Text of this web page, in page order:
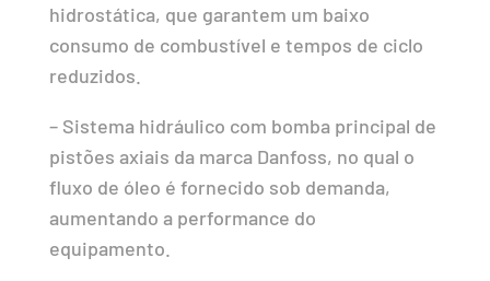
hidrostática, que garantem um baixo
consumo de combustível e tempos de ciclo
reduzidos.
– Sistema hidráulico com bomba principal de
pistões axiais da marca Danfoss, no qual o
fluxo de óleo é fornecido sob demanda,
aumentando a performance do
equipamento.